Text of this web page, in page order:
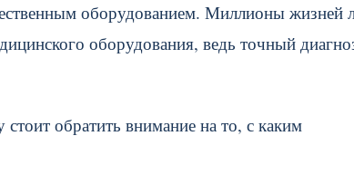
оборудованием. Миллионы жизней
оборудования, ведь точный
обратить внимание на то, с каким